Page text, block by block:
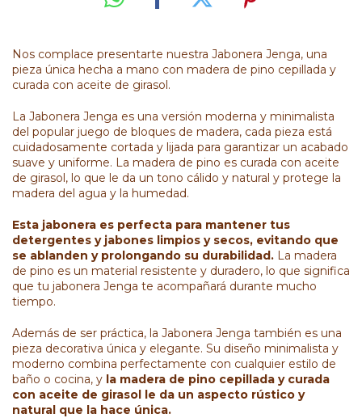
Nos complace presentarte nuestra Jabonera Jenga, una
pieza única hecha a mano con madera de pino cepillada y
curada con aceite de girasol.
La Jabonera Jenga es una versión moderna y minimalista
del popular juego de bloques de madera, cada pieza está
cuidadosamente cortada y lijada para garantizar un acabado
suave y uniforme. La madera de pino es curada con aceite
de girasol, lo que le da un tono cálido y natural y protege la
madera del agua y la humedad.
Esta jabonera es perfecta para mantener tus
detergentes y jabones limpios y secos, evitando que
se ablanden y prolongando su durabilidad. La madera
de pino es un material resistente y duradero, lo que significa
que tu jabonera Jenga te acompañará durante mucho
tiempo.
Además de ser práctica, la Jabonera Jenga también es una
pieza decorativa única y elegante. Su diseño minimalista y
moderno combina perfectamente con cualquier estilo de
baño o cocina, y la madera de pino cepillada y curada
con aceite de girasol le da un aspecto rústico y
natural que la hace única.